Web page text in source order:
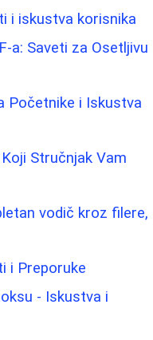
i iskustva korisnika
a: Saveti za Osetljivu
Početnike i Iskustva
Stručnjak Vam
vodič kroz filere,
i Preporuke
- Iskustva i